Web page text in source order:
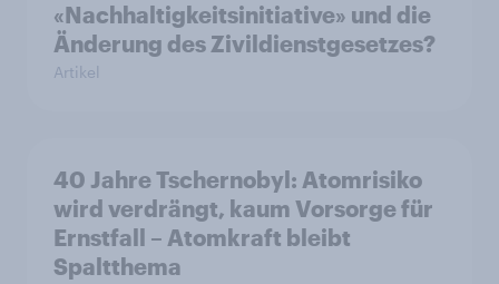
«Nachhaltigkeitsinitiative» und die
Änderung des Zivildienstgesetzes?
Artikel
40 Jahre Tschernobyl: Atomrisiko
wird verdrängt, kaum Vorsorge für
Ernstfall – Atomkraft bleibt
Spaltthema